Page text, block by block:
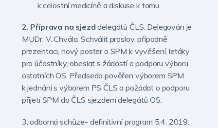
k celostní medicíně a diskuse k tomu
2. Příprava na sjezd delegátů ČLS. Delegován je
MUDr. V. Chvála. Schválit proslov, případně
prezentaci, nový poster o SPM k vyvěšení, letáky
pro účastníky, obeslat s žádostí o podporu výboru
ostatních OS. Předseda pověřen výborem SPM
k jednání s výborem PS ČLS a požádat o podporu
přijetí SPM do ČLS sjezdem delegátů OS.
3. odborná schůze- definitivní program 5.4. 2019: